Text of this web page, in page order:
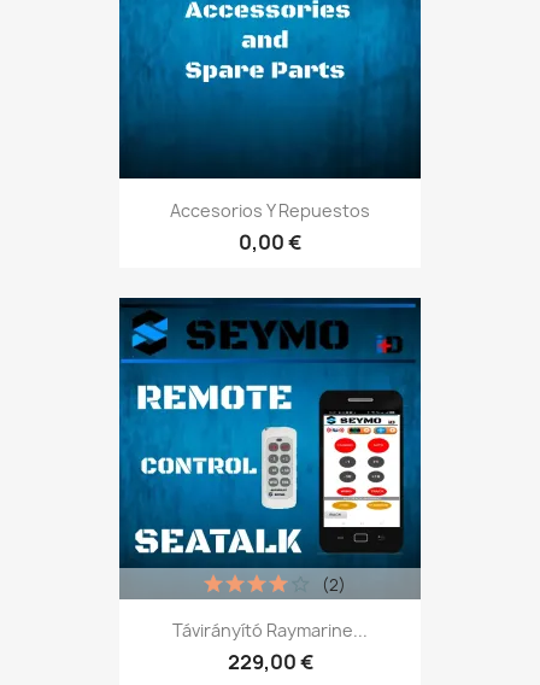
Accesorios Y Repuestos
0,00 €
Távirányító Raymarine...
229,00 €
(2)